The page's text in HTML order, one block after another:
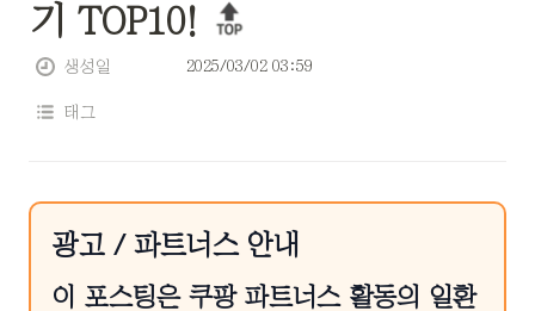
기 TOP10!
생성일 2025/03/02 03:59
태그
광고 / 파트너스 안내
이 포스팅은 쿠팡 파트너스 활동의 일환